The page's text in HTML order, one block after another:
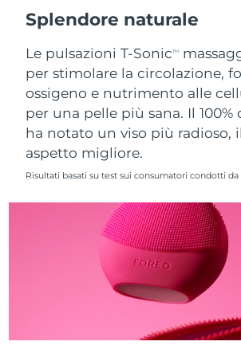
Splendore naturale
Le pulsazioni T-SonicTM
per stimolare la circolazione,
ossigeno e nutrimento alle
per una pelle più sana. Il 100%
ha notato un viso più radioso,
aspetto migliore.
Risultati basati su test sui consumatori condotti da
Russia
Arabia Saudita
Singapore
Slovacchia
Slovenia
Corea del Sud